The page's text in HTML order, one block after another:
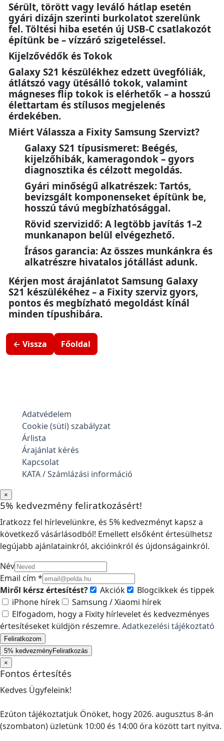
Sérült, törött vagy leváló hátlap esetén
gyári dizájn szerinti burkolatot szerelünk
fel. Töltési hiba esetén új USB-C csatlakozót
építünk be – vízzáró szigeteléssel.
Kijelzővédők és Tokok
Galaxy S21 készülékhez edzett üvegfóliák,
átlátszó vagy ütésálló tokok, valamint
mágneses flip tokok is elérhetők – a hosszú
élettartam és stílusos megjelenés
érdekében.
Miért Válassza a Fixity Samsung Szervizt?
Galaxy S21 típusismeret: Beégés,
kijelzőhibák, kameragondok – gyors
diagnosztika és célzott megoldás.
Gyári minőségű alkatrészek: Tartós,
bevizsgált komponenseket építünk be,
hosszú távú megbízhatósággal.
Rövid szervizidő: A legtöbb javítás 1–2
munkanapon belül elvégezhető.
Írásos garancia: Az összes munkánkra és
alkatrészre hivatalos jótállást adunk.
Kérjen most árajánlatot Samsung Galaxy
S21 készülékéhez – a Fixity szerviz gyors,
pontos és megbízható megoldást kínál
minden típushibára.
← Vissza Főoldal
Adatvédelem
Cookie (süti) szabályzat
Árlista
Árajánlat kérés
Kapcsolat
KATA / Számlázási információ
×
5% kedvezmény feliratkozásért!
Iratkozz fel hírlevelünkre, és 5% kedvezményt kapsz a
következő vásárlásodból! Emellett elsőként értesülhetsz
legújabb ajánlatainkról, akcióinkról és újdonságainkról.
Név
Email cím *
Miről kérsz értesítést?
Akciók
Blogcikkek és tippek
iPhone hírek
Samsung / Xiaomi hírek
Elfogadom, hogy a Fixity hírlevelet és kedvezményes
értesítéseket küldjön részemre. Adatkezelési tájékoztató
Feliratkozom
5% kedvezményFeliratkozás
×
Fontos értesítés
Kedves Ügyfeleink!
Ezúton tájékoztatjuk Önöket, hogy 2026. augusztus 8-án
(szombaton) üzletünk 10:00 és 14:00 óra között tart nyitva.